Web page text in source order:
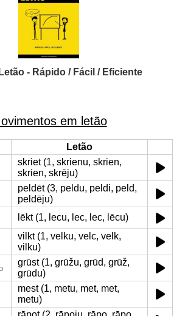
- Rápido / Fácil / Eficiente
em letão
Letão
skriet (1, skrienu, skrien,
skrien, skrēju)
peldēt (3, peldu, peldi, peld,
peldēju)
lēkt (1, lecu, lec, lec, lēcu)
vilkt (1, velku, velc, velk,
vilku)
grūst (1, grūžu, grūd, grūž,
grūdu)
mest (1, metu, met, met,
metu)